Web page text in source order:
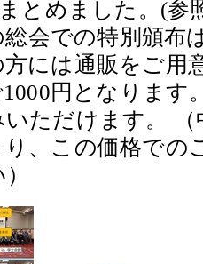
とめました。(参
総会での特別頒布
には通販をご用
円となります
ただけます。
、この価格での